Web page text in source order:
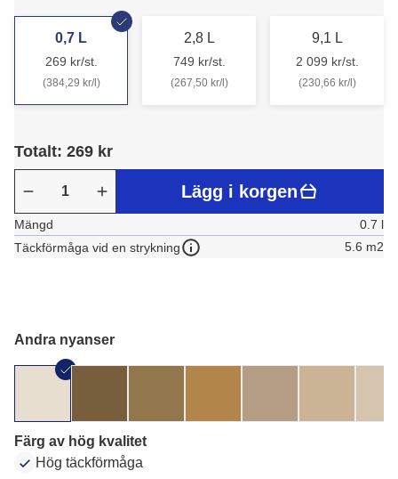
0,7 L
269 kr/st.
(384,29 kr/l)
2,8 L
749 kr/st.
(267,50 kr/l)
9,1 L
2 099 kr/st.
(230,66 kr/l)
Totalt: 269 kr
Lägg i korgen
Mängd
0.7 l
Täckförmåga vid en strykning
5.6 m2
Andra nyanser
Färg av hög kvalitet
Hög täckförmåga